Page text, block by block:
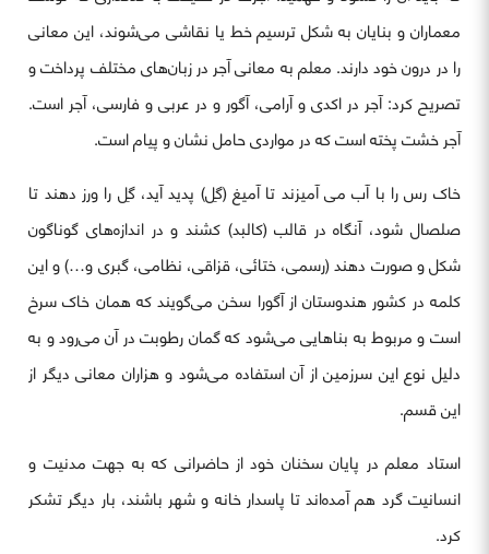
معماران و بنایان به شکل ترسیم خط یا نقاشی می‌شوند، این معانی
را در درون خود دارند. معلم به معانی آجر در زبان‌های مختلف پرداخت و
تصریح کرد: آجر در اکدی و آرامی، آگور و در عربی و فارسی، آجر است.
آجر خشت پخته است که در مواردی حامل نشان و پیام است.
خاک رس را با آب می آمیزند تا آمیغ (گِل) پدید آید، گِل را ورز دهند تا
صلصال شود، آنگاه در قالب (کالبد) کشند و در اندازه‌های گوناگون
شکل و صورت دهند (رسمی، ختائی، قزاقی، نظامی، گبری و…) و این
کلمه در کشور هندوستان از آگورا سخن می‌گویند که همان خاک سرخ
است و مربوط به بناهایی می‌شود که گمان رطوبت در آن می‌رود و به
دلیل نوع این سرزمین از آن استفاده می‌شود و هزاران معانی دیگر از
این قسم.
استاد معلم در پایان سخنان خود از حاضرانی که به جهت مدنیت و
انسانیت گرد هم آمده‌اند تا پاسدار خانه و شهر باشند، بار دیگر تشکر
کرد.